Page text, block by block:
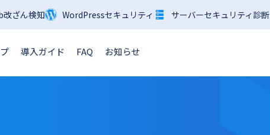
改ざん検知 WordPressセキュリティ サーバーセキュリティ診断
導入ガイド FAQ お知らせ